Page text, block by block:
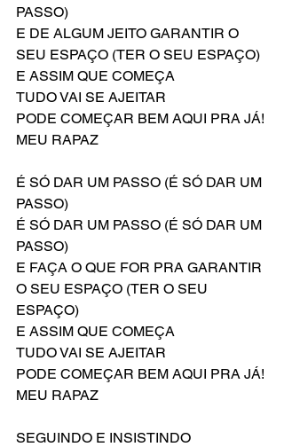
PASSO)
E DE ALGUM JEITO GARANTIR O
SEU ESPAÇO (TER O SEU ESPAÇO)
E ASSIM QUE COMEÇA
TUDO VAI SE AJEITAR
PODE COMEÇAR BEM AQUI PRA JÁ!
MEU RAPAZ
É SÓ DAR UM PASSO (É SÓ DAR UM
PASSO)
É SÓ DAR UM PASSO (É SÓ DAR UM
PASSO)
E FAÇA O QUE FOR PRA GARANTIR
O SEU ESPAÇO (TER O SEU
ESPAÇO)
E ASSIM QUE COMEÇA
TUDO VAI SE AJEITAR
PODE COMEÇAR BEM AQUI PRA JÁ!
MEU RAPAZ
SEGUINDO E INSISTINDO